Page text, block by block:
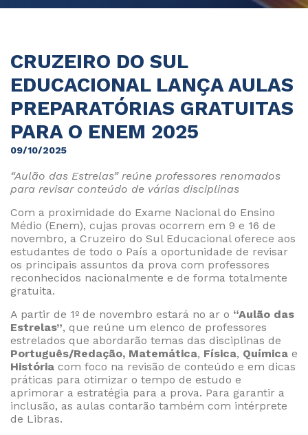
CRUZEIRO DO SUL
EDUCACIONAL LANÇA AULAS
PREPARATÓRIAS GRATUITAS
PARA O ENEM 2025
09/10/2025
“Aulão das Estrelas” reúne professores renomados
para revisar conteúdo de várias disciplinas
Com a proximidade do Exame Nacional do Ensino
Médio (Enem), cujas provas ocorrem em 9 e 16 de
novembro, a Cruzeiro do Sul Educacional oferece aos
estudantes de todo o País a oportunidade de revisar
os principais assuntos da prova com professores
reconhecidos nacionalmente e de forma totalmente
gratuita.
A partir de 1º de novembro estará no ar o “Aulão das
Estrelas”, que reúne um elenco de professores
estrelados que abordarão temas das disciplinas de
Português/Redação, Matemática, Física, Química e
História com foco na revisão de conteúdo e em dicas
práticas para otimizar o tempo de estudo e
aprimorar a estratégia para a prova. Para garantir a
inclusão, as aulas contarão também com intérprete
de Libras.